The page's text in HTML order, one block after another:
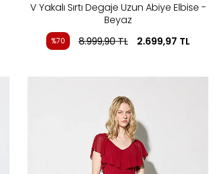
V Yakalı Sırtı Degaje Uzun Abiye Elbise -
Beyaz
%70 8.999,90TL 2.699,97 TL